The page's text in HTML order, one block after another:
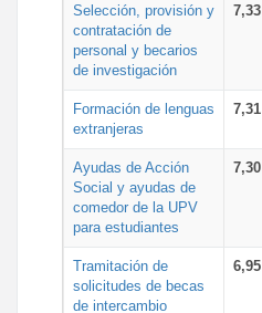
Selección, provisión y
contratación de
personal y becarios
de investigación
7,33
Formación de lenguas
extranjeras
7,31
Ayudas de Acción
Social y ayudas de
comedor de la UPV
para estudiantes
7,30
Tramitación de
solicitudes de becas
de intercambio
6,95